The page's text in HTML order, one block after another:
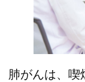
肺がんは、喫